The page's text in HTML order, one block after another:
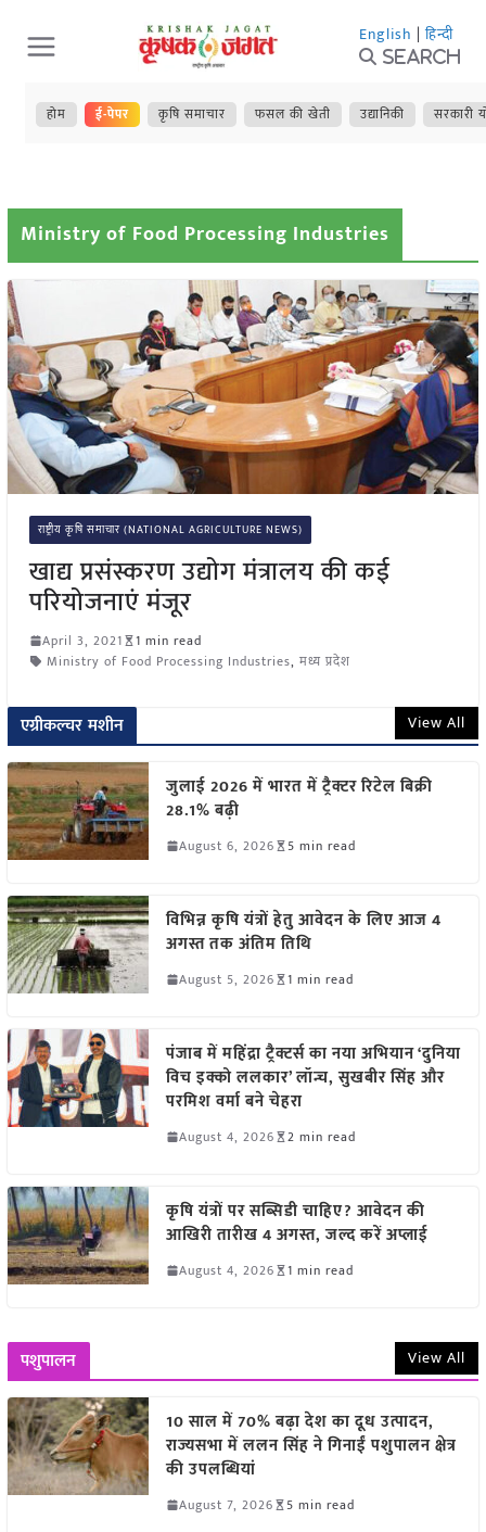
Skip
to
content
English | हिन्दी
Search
होम ई-पेपर कृषि समाचार फसल की खेती उद्यानिकी सरकारी
Ministry of Food Processing Industries
राष्ट्रीय कृषि समाचार (NATIONAL AGRICULTURE NEWS)
खाद्य प्रसंस्करण उद्योग मंत्रालय की कई
परियोजनाएं मंजूर
April 3, 2021
1 min read
Ministry of Food Processing Industries, मध्य प्रदेश
एग्रीकल्चर मशीन View All
जुलाई 2026 में भारत में ट्रैक्टर रिटेल बिक्री
28.1% बढ़ी
August 6, 2026 5 min read
विभिन्न कृषि यंत्रों हेतु आवेदन के लिए आज 4
अगस्त तक अंतिम तिथि
August 5, 2026 1 min read
पंजाब में महिंद्रा ट्रैक्टर्स का नया अभियान ‘दुनिया
विच इक्को ललकार’ लॉन्च, सुखबीर सिंह और
परमिश वर्मा बने चेहरा
August 4, 2026 2 min read
कृषि यंत्रों पर सब्सिडी चाहिए? आवेदन की
आखिरी तारीख 4 अगस्त, जल्द करें अप्लाई
August 4, 2026 1 min read
पशुपालन View All
10 साल में 70% बढ़ा देश का दूध उत्पादन,
राज्यसभा में ललन सिंह ने गिनाईं पशुपालन क्षेत्र
की उपलब्धियां
August 7, 2026 5 min read